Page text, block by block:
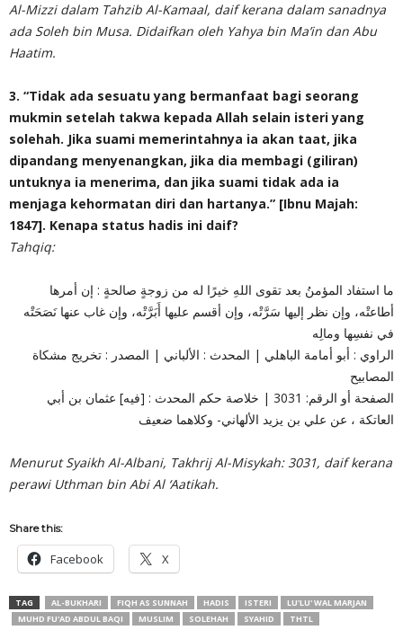
Al-Mizzi dalam Tahzib Al-Kamaal, daif kerana dalam sanadnya
ada Soleh bin Musa. Didaifkan oleh Yahya bin Ma’in dan Abu
Haatim.
3. “Tidak ada sesuatu yang bermanfaat bagi seorang
mukmin setelah takwa kepada Allah selain isteri yang
solehah. Jika suami memerintahnya ia akan taat, jika
dipandang menyenangkan, jika dia membagi (giliran)
untuknya ia menerima, dan jika suami tidak ada ia
menjaga kehormatan diri dan hartanya.” [Ibnu Majah:
1847]. Kenapa status hadis ini daif?
Tahqiq:
ما استفاد المؤمنُ بعد تقوى اللهِ خيرًا له من زوجةٍ صالحةٍ : إن أمرها
أطاعتْه، وإن نظر إليها سَرَّتْه، وإن أقسم عليها أَبَرَّتْه، وإن غاب عنها نَصَحَتْه
في نفسِها ومالِه
الراوي : أبو أمامة الباهلي | المحدث : الألباني | المصدر : تخريج مشكاة
المصابيح
الصفحة أو الرقم: 3031 | خلاصة حكم المحدث : [فيه] عثمان بن أبي
العاتكة ، عن علي بن يزيد الألهاني- وكلاهما ضعيف
Menurut Syaikh Al-Albani, Takhrij Al-Misykah: 3031, daif kerana
perawi Uthman bin Abi Al ‘Aatikah.
Share this:
Facebook X
TAG AL-BUKHARI FIQH AS SUNNAH HADIS ISTERI
LU'LU' WAL MARJAN
MUHD FU'AD ABDUL BAQI
MUSLIM SOLEHAH SYAHID THTL